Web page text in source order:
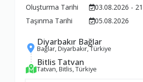
Oluşturma Tarihi
03.08.2026 -
Taşınma Tarihi
05.08.2026
Diyarbakır Bağlar
Bağlar, Diyarbakır, Türkiye
Bitlis Tatvan
Tatvan, Bitlis, Türkiye